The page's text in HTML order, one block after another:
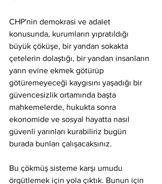
CHP'nin demokrasi ve adalet
konusunda, kurumların yıpratıldığı
büyük çöküşe, bir yandan sokakta
çetelerin dolaştığı, bir yandan insanların
yarın evine ekmek götürüp
götüremeyeceği kaygısını yaşadığı bir
güvencesizlik ortamında başta
mahkemelerde, hukukta sonra
ekonomide ve sosyal hayatta nasıl
güvenli yarınları kurabiliriz bugün
burada bunları çalışacaksınız.
Bu çökmüş sisteme karşı umudu
örgütlemek için yola çıktık. Bunun için